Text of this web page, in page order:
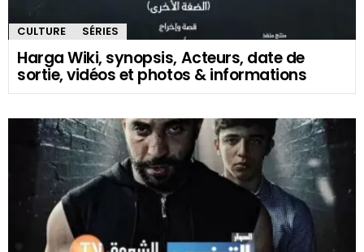
CULTURE SÉRIES
Harga Wiki, synopsis, Acteurs, date de
sortie, vidéos et photos & informations